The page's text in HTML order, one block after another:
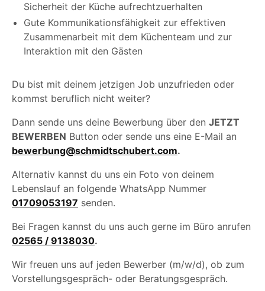
Sicherheit der Küche aufrechtzuerhalten
Gute Kommunikationsfähigkeit zur effektiven
Zusammenarbeit mit dem Küchenteam und zur
Interaktion mit den Gästen
Du bist mit deinem jetzigen Job unzufrieden oder
kommst beruflich nicht weiter?
Dann sende uns deine Bewerbung über den JETZT
BEWERBEN Button oder sende uns eine E-Mail an
bewerbung@schmidtschubert.com.
Alternativ kannst du uns ein Foto von deinem
Lebenslauf an folgende WhatsApp Nummer
01709053197 senden.
Bei Fragen kannst du uns auch gerne im Büro anrufen
02565 / 9138030.
Wir freuen uns auf jeden Bewerber (m/w/d), ob zum
Vorstellungsgespräch- oder Beratungsgespräch.